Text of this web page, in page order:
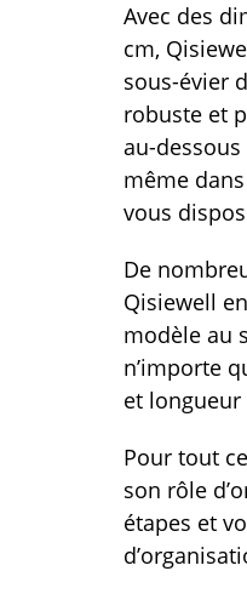
Avec des
cm,
sous-évier
robuste et
au-
même
vous
De
Qisiewell
modèle au
n’importe
et longueur
Pour tout
son rôle
étapes et